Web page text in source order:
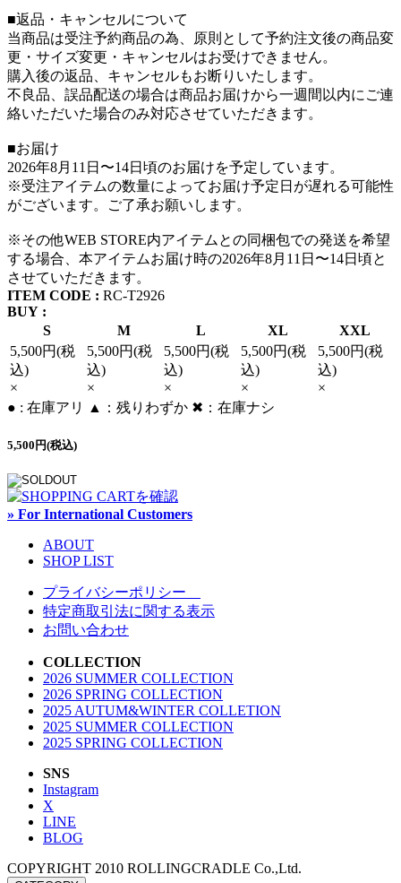
■返品・キャンセルについて
当商品は受注予約商品の為、原則として予約注文後の商品変
更・サイズ変更・キャンセルはお受けできません。
購入後の返品、キャンセルもお断りいたします。
不良品、誤品配送の場合は商品お届けから一週間以内にご連
絡いただいた場合のみ対応させていただきます。
■お届け
2026年8月11日〜14日頃のお届けを予定しています。
※受注アイテムの数量によってお届け予定日が遅れる可能性
がございます。ご了承お願いします。
※その他WEB STORE内アイテムとの同梱包での発送を希望
する場合、本アイテムお届け時の2026年8月11日〜14日頃と
させていただきます。
ITEM CODE : RC-T2926
BUY :
S
M L XL
XXL
5,500円(税
込)
×
5,500円(税
込)
×
5,500円(税
込)
×
5,500円(税
込)
×
5,500円(税
込)
×
● : 在庫アリ ▲：残りわずか ✖︎：在庫ナシ
5,500円(税込)
» For International Customers
ABOUT
SHOP LIST
プライバシーポリシー
特定商取引法に関する表示
お問い合わせ
COLLECTION
2026 SUMMER COLLECTION
2026 SPRING COLLECTION
2025 AUTUM&WINTER COLLETION
2025 SUMMER COLLECTION
2025 SPRING COLLECTION
SNS
Instagram
X
LINE
BLOG
COPYRIGHT 2010 ROLLINGCRADLE Co.,Ltd.